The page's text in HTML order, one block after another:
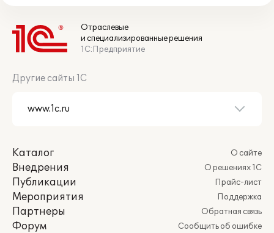
Отраслевые
и специализированные решения
1С:Предприятие
Другие сайты 1С
Каталог
Внедрения
Публикации
Мероприятия
Партнеры
Форум
О сайте
О решениях 1С
Прайс-лист
Поддержка
Обратная связь
Сообщить об ошибке